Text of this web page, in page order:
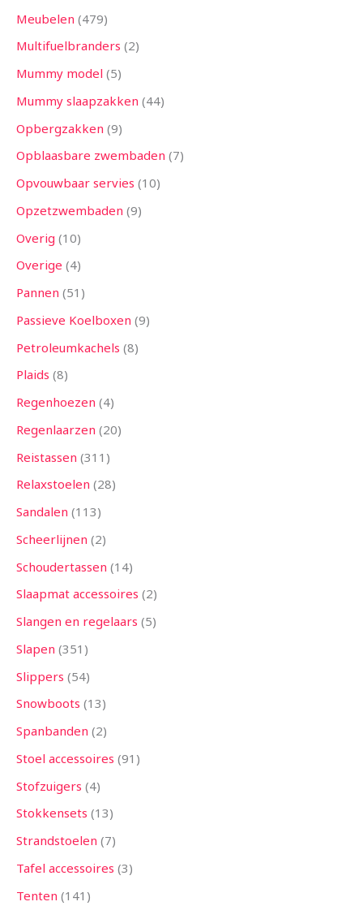
Meubelen 479
Multifuelbranders 2
Mummy model 5
Mummy slaapzakken 44
Opbergzakken 9
Opblaasbare zwembaden 7
Opvouwbaar servies 10
Opzetzwembaden 9
Overig 10
Overige 4
Pannen 51
Passieve Koelboxen 9
Petroleumkachels 8
Plaids 8
Regenhoezen 4
Regenlaarzen 20
Reistassen 311
Relaxstoelen 28
Sandalen 113
Scheerlijnen 2
Schoudertassen 14
Slaapmat accessoires 2
Slangen en regelaars 5
Slapen 351
Slippers 54
Snowboots 13
Spanbanden 2
Stoel accessoires 91
Stofzuigers 4
Stokkensets 13
Strandstoelen 7
Tafel accessoires 3
Tenten 141